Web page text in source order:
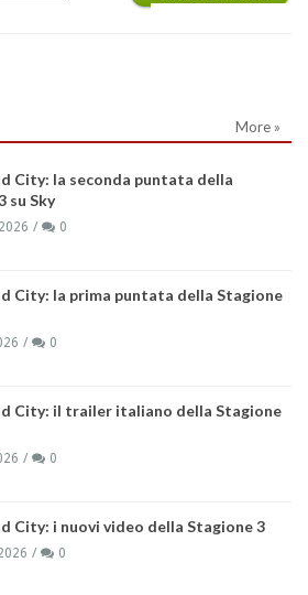
More »
City: la seconda puntata della
su Sky
0
City: la prima puntata della Stagione
0
City: il trailer italiano della Stagione
0
City: i nuovi video della Stagione 3
0